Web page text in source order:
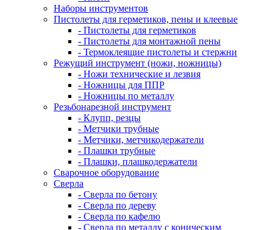
Наборы инструментов
Пистолеты для герметиков, пены и клеевые
- Пистолеты для герметиков
- Пистолеты для монтажной пены
- Термоклеящие пистолеты и стержни
Режущий инструмент (ножи, ножницы)
- Ножи технические и лезвия
- Ножницы для ППР
- Ножницы по металлу
Резьбонарезной инструмент
- Клупп, резцы
- Метчики трубные
- Метчики, метчикодержатели
- Плашки трубные
- Плашки, плашкодержатели
Сварочное оборудование
Сверла
- Сверла по бетону
- Сверла по дереву
- Сверла по кафелю
- Сверла по металлу с коническим